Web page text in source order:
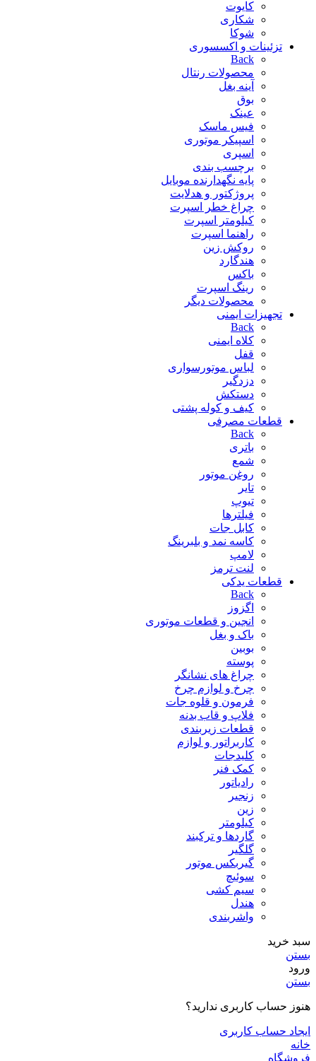
کایوت
شکاری
شوکا
تزئینات و اکسسوری
Back
محصولات رنتال
آینه بغل
بوق
عینک
فیس ماسک
اسپیکر موتوری
اسپری
برچسب بندی
پایه نگهدارنده موبایل
پروژکتور و هدلایت
چراغ خطر اسپرت
کیلومتر اسپرت
راهنما اسپرت
روکش زین
هندگارد
باکس
رینگ اسپرت
محصولات دیگر
تجهیزات ایمنی
Back
کلاه ایمنی
قفل
لباس موتورسواری
دزدگیر
دستکش
کیف و کوله پشتی
قطعات مصرفی
Back
باتری
شمع
روغن موتور
تایر
تیوپ
فیلترها
کابل جات
کاسه نمد و بلبرینگ
لامپ
لنت ترمز
قطعات یدکی
Back
اگزوز
انجین و قطعات موتوری
باک و بغل
بوبین
پوسته
چراغ های نشانگر
چرخ و لوازم چرخ
فرمون و قلوه جات
فلاپ و قاب بدنه
قطعات زیربندی
کاربراتور و لوازم
کلیدجات
کمک فنر
رادیاتور
زنجیر
زین
کیلومتر
گاردها و ترکبند
گلگیر
گیربکس موتور
سوئیچ
سیم کشی
هندل
واشربندی
سبد خرید
بستن
ورود
بستن
هنوز حساب کاربری ندارید؟
ایجاد حساب کاربری
خانه
فروشگاه